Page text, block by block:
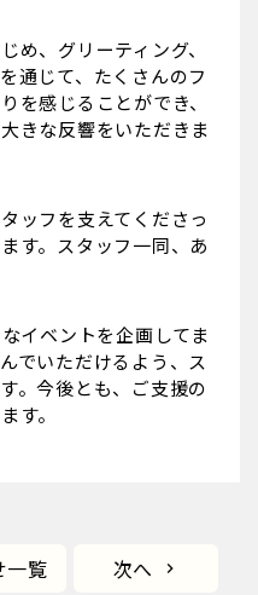
め、グリーティング、
通じて、たくさんのフ
を感じることができ、
きな反響をいただきま
ッフを支えてくださっ
す。スタッフ一同、あ
イベントを企画してま
でいただけるよう、ス
。今後とも、ご支援の
す。
一覧 次へ